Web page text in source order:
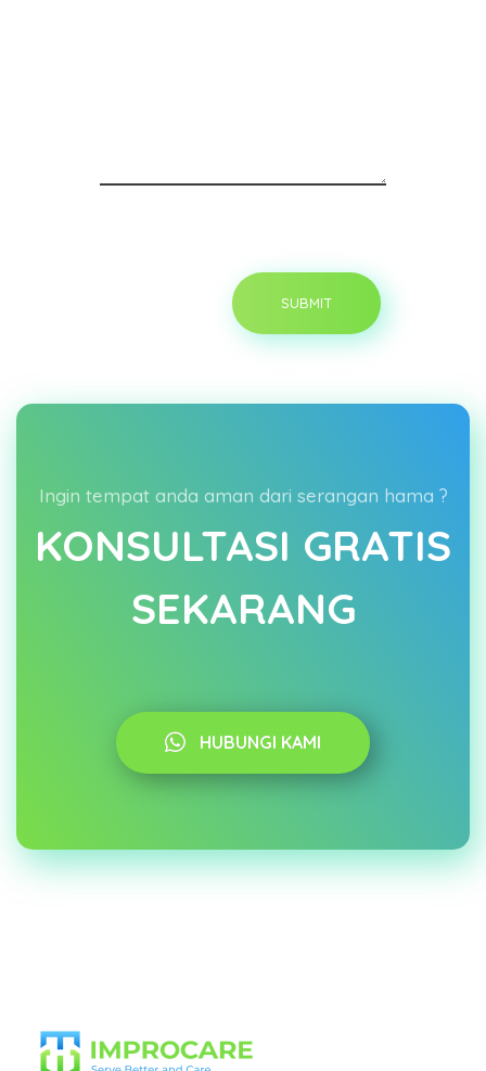
Ingin tempat anda aman dari serangan hama ?
KONSULTASI GRATIS
SEKARANG
HUBUNGI KAMI